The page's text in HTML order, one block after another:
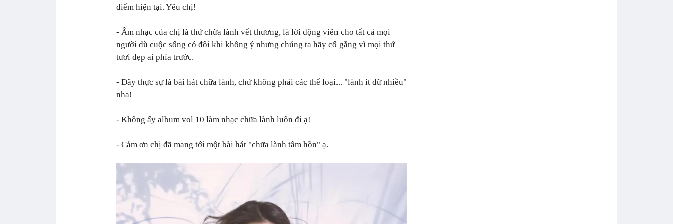
điểm hiện tại. Yêu chị!
- Âm nhạc của chị là thứ chữa lành vết thương, là lời động viên cho tất cả mọi
người dù cuộc sống có đôi khi không ý nhưng chúng ta hãy cố gắng vì mọi thứ
tươi đẹp ai phía trước.
- Đây thực sự là bài hát chữa lành, chứ không phải các thể loại... "lành ít dữ nhiều"
nha!
- Không ấy album vol 10 làm nhạc chữa lành luôn đi ạ!
- Cảm ơn chị đã mang tới một bài hát "chữa lành tâm hồn" ạ.